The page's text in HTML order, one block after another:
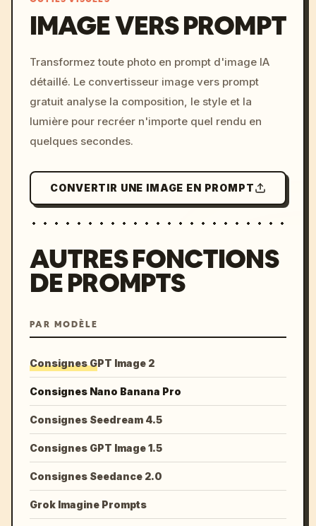
c, cyberpunk sunset, neon
colors, 8k --v 6.0
IMAGE VERS PROMPT
Transformez toute photo en prompt d'image IA
détaillé. Le convertisseur image vers prompt
gratuit analyse la composition, le style et la
lumière pour recréer n'importe quel rendu en
quelques secondes.
CONVERTIR UNE IMAGE EN PROMPT
AUTRES FONCTIONS
DE PROMPTS
PAR MODÈLE
Consignes GPT Image 2
Consignes Nano Banana Pro
Consignes Seedream 4.5
Consignes GPT Image 1.5
Consignes Seedance 2.0
Grok Imagine Prompts